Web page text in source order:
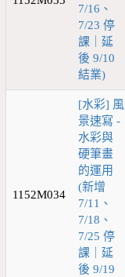
7/16、
7/23 停
課｜延
後 9/10
結業)
1152M034
[水彩] 風
景速寫 -
水彩與
硬筆畫
的運用
(新增
7/11、
7/18、
7/25 停
課｜延
後 9/19